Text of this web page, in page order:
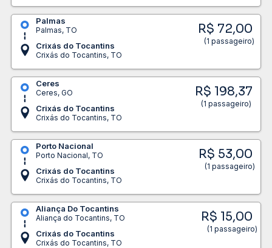
Palmas
Palmas, TO
Crixás do Tocantins
Crixás do Tocantins, TO
R$ 72,00
(1 passageiro)
Ceres
Ceres, GO
Crixás do Tocantins
Crixás do Tocantins, TO
R$ 198,37
(1 passageiro)
Porto Nacional
Porto Nacional, TO
Crixás do Tocantins
Crixás do Tocantins, TO
R$ 53,00
(1 passageiro)
Aliança Do Tocantins
Aliança do Tocantins, TO
Crixás do Tocantins
Crixás do Tocantins, TO
R$ 15,00
(1 passageiro)